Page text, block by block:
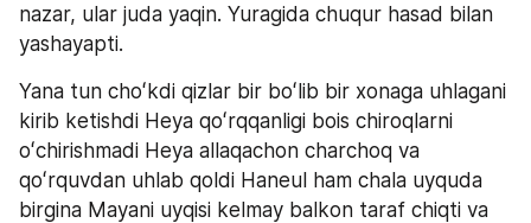
nazar, ular juda yaqin. Yuragida chuqur hasad bilan
yashayapti.
Yana tun choʻkdi qizlar bir boʻlib bir xonaga uhlagani
kirib ketishdi Heya qoʻrqqanligi bois chiroqlarni
oʻchirishmadi Heya allaqachon charchoq va
qoʻrquvdan uhlab qoldi Haneul ham chala uyquda
birgina Mayani uyqisi kelmay balkon taraf chiqti va